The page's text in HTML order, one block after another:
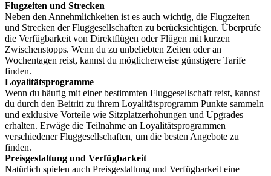
Flugzeiten und Strecken
Neben den Annehmlichkeiten ist es auch wichtig, die Flugzeiten
und Strecken der Fluggesellschaften zu berücksichtigen. Überprüfe
die Verfügbarkeit von Direktflügen oder Flügen mit kurzen
Zwischenstopps. Wenn du zu unbeliebten Zeiten oder an
Wochentagen reist, kannst du möglicherweise günstigere Tarife
finden.
Loyalitätsprogramme
Wenn du häufig mit einer bestimmten Fluggesellschaft reist, kannst
du durch den Beitritt zu ihrem Loyalitätsprogramm Punkte sammeln
und exklusive Vorteile wie Sitzplatzerhöhungen und Upgrades
erhalten. Erwäge die Teilnahme an Loyalitätsprogrammen
verschiedener Fluggesellschaften, um die besten Angebote zu
finden.
Preisgestaltung und Verfügbarkeit
Natürlich spielen auch Preisgestaltung und Verfügbarkeit eine